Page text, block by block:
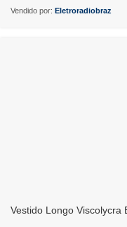
Vendido por: Eletroradiobraz
Vestido Longo Viscolycra